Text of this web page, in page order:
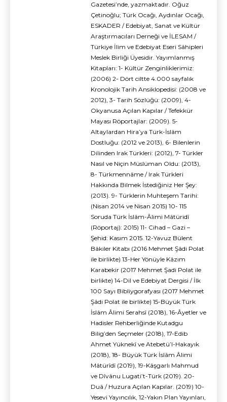
Gazetesi’nde, yazmaktadır. Oğuz
Çetinoğlu; Türk Ocağı, Aydınlar Ocağı,
ESKADER / Edebiyat, Sanat ve Kültür
Araştırmacıları Derneği ve İLESAM /
Türkiye İlim ve Edebiyat Eseri Sâhipleri
Meslek Birliği Üyesidir. Yayımlanmış
Kitapları: 1- Kültür Zenginliklerimiz:
(2006) 2- Dört ciltte 4.000 sayfalık
Kronolojik Tarih Ansiklopedisi: (2008 ve
2012), 3- Tarih Sözlüğü: (2009), 4-
Okyanusa Açılan Kapılar / Tefekkür
Mayası Röportajlar: (2009). 5-
Altaylardan Hira’ya Türk-İslâm
Dostluğu: (2012 ve 2013), 6- Bilenlerin
Dilinden Irak Türkleri: (2012), 7- Türkler
Nasıl ve Niçin Müslüman Oldu: (2013),
8- Türkmennâme / Irak Türkleri
Hakkında Bilmek İstediğiniz Her Şey:
(2013). 9- Türklerin Muhteşem Tarihi:
(Nisan 2014 ve Nisan 2015) 10- 115
Soruda Türk İslâm-Âlimi Mâtüridî
(Röportaj): 2015) 11- Cihad – Gazi –
Şehid: Kasım 2015. 12-Yavuz Bülent
Bâkiler Kitabı (2016 Mehmet Şâdi Polat
ile birlikte) 13-Her Yönüyle Kâzım
Karabekir (2017 Mehmet Şadi Polat ile
birlikte) 14-Dil ve Edebiyat Dergisi / İlk
100 Sayı Bibliygorafyası (2017 Mehmet
Şâdi Polat ile birlikte) 15-Büyük Türk
İslâm Âlimi Serahsî (2018), 16-Âyetler ve
Hadisler Rehberliğinde Kutadgu
Bilig’den Seçmeler (2018), 17-Edib
Ahmet Yüknekî ve Atebetü’l-Hakayık
(2018), 18- Büyük Türk İslâm Âlimi
Mâtürîdî (2019), 19-Kâşgarlı Mahmud
ve Dîvânu Lugati’t-Türk (2019). 20-
Duâ / Huzura Açılan Kapılar. (2019) 10-
Yesevi Yayıncılık, 12-Yakın Plan Yayınları,